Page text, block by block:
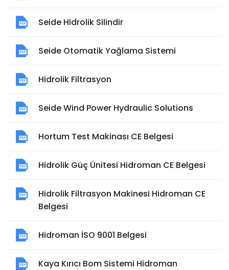
Seide Hidrolik Silindir
Seide Otomatik Yağlama Sistemi
Hidrolik Filtrasyon
Seide Wind Power Hydraulic Solutions
Hortum Test Makinası CE Belgesi
Hidrolik Güç Ünitesi Hidroman CE Belgesi
Hidrolik Filtrasyon Makinesi Hidroman CE
Belgesi
Hidroman İSO 9001 Belgesi
Kaya Kırıcı Bom Sistemi Hidroman